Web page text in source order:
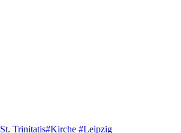
St. Trinitatis#Kirche #Leipzig